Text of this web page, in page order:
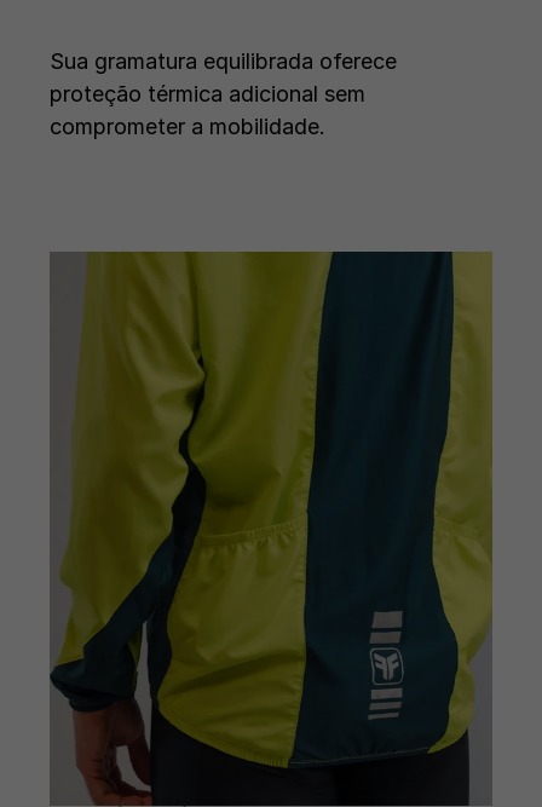
Sua gramatura equilibrada oferece
proteção térmica adicional sem
comprometer a mobilidade.